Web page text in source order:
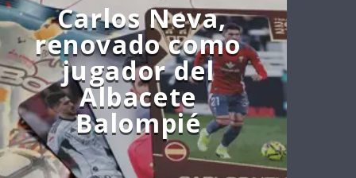
Carlos Neva,
renovado como
jugador del
Albacete
Balompié